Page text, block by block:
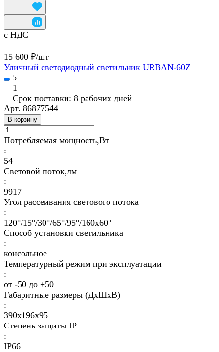
с НДС
15 600 ₽/шт
Уличный светодиодный светильник URBAN-60Z
5
1
Срок поставки: 8 рабочих дней
Арт. 86877544
В корзину
Потребляемая мощность,Вт
:
54
Световой поток,лм
:
9917
Угол рассеивания светового потока
:
120°/15°/30°/65°/95°/160х60°
Способ установки светильника
:
консольное
Температурный режим при эксплуатации
:
от -50 до +50
Габаритные размеры (ДхШхВ)
:
390х196х95
Степень защиты IP
:
IP66